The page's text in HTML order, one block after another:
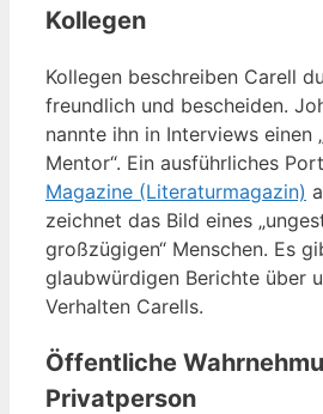
Kollegen
Kollegen beschreiben Carell
freundlich und bescheiden.
nannte ihn in Interviews einen
Mentor“. Ein ausführliches
Magazine (Literaturmagazin)
zeichnet das Bild eines
großzügigen“ Menschen. Es
glaubwürdigen Berichte über
Verhalten Carells.
Öffentliche
Privatperson